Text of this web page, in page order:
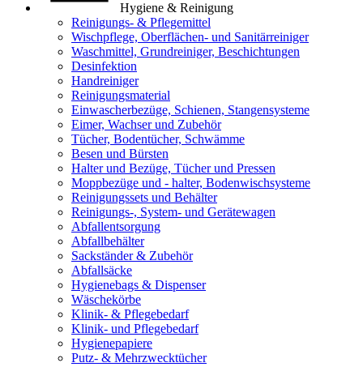
Hygiene & Reinigung
Reinigungs- & Pflegemittel
Wischpflege, Oberflächen- und Sanitärreiniger
Waschmittel, Grundreiniger, Beschichtungen
Desinfektion
Handreiniger
Reinigungsmaterial
Einwascherbezüge, Schienen, Stangensysteme
Eimer, Wachser und Zubehör
Tücher, Bodentücher, Schwämme
Besen und Bürsten
Halter und Bezüge, Tücher und Pressen
Moppbezüge und - halter, Bodenwischsysteme
Reinigungssets und Behälter
Reinigungs-, System- und Gerätewagen
Abfallentsorgung
Abfallbehälter
Sackständer & Zubehör
Abfallsäcke
Hygienebags & Dispenser
Wäschekörbe
Klinik- & Pflegebedarf
Klinik- und Pflegebedarf
Hygienepapiere
Putz- & Mehrzwecktücher